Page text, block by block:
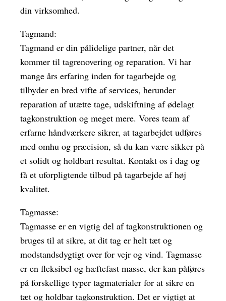
din virksomhed.
Tagmand:
Tagmand er din pålidelige partner, når det
kommer til tagrenovering og reparation. Vi har
mange års erfaring inden for tagarbejde og
tilbyder en bred vifte af services, herunder
reparation af utætte tage, udskiftning af ødelagt
tagkonstruktion og meget mere. Vores team af
erfarne håndværkere sikrer, at tagarbejdet udføres
med omhu og præcision, så du kan være sikker på
et solidt og holdbart resultat. Kontakt os i dag og
få et uforpligtende tilbud på tagarbejde af høj
kvalitet.
Tagmasse:
Tagmasse er en vigtig del af tagkonstruktionen og
bruges til at sikre, at dit tag er helt tæt og
modstandsdygtigt over for vejr og vind. Tagmasse
er en fleksibel og hæftefast masse, der kan påføres
på forskellige typer tagmaterialer for at sikre en
tæt og holdbar tagkonstruktion. Det er vigtigt at